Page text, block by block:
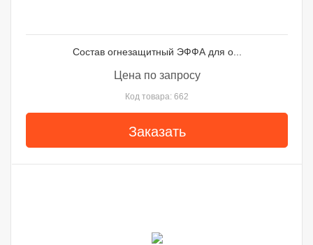
Состав огнезащитный ЭФФА для о...
Цена по запросу
Код товара: 662
Заказать